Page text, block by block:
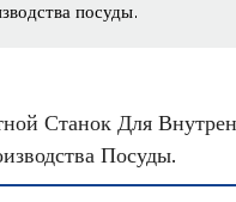
посуды.
Станок Для
Посуды.